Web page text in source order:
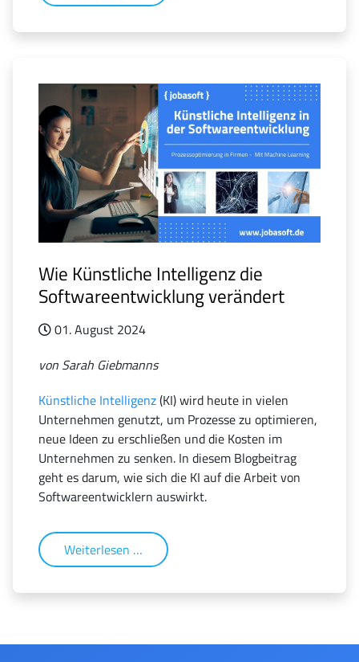
Wie Künstliche Intelligenz die
Softwareentwicklung verändert
01. August 2024
von Sarah Giebmanns
Künstliche Intelligenz(KI) wird heute in vielen
Unternehmen genutzt, um Prozesse zu optimieren,
neue Ideen zu erschließen und die Kosten im
Unternehmen zu senken. In diesem Blogbeitrag
geht es darum, wie sich die KI auf die Arbeit von
Softwareentwicklern auswirkt.
Weiterlesen …